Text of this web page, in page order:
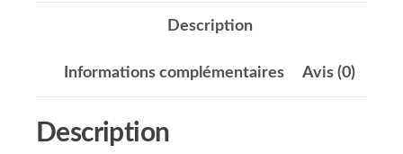
Description
Informations complémentaires Avis (0)
Description